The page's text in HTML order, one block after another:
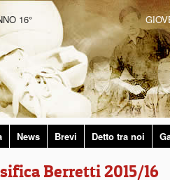
16°
News Brevi Detto tra noi
Berretti 2015/16